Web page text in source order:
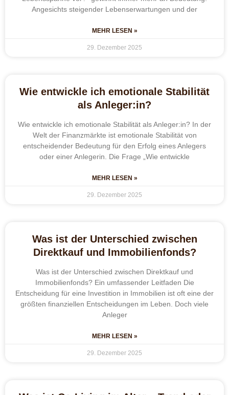
Angesichts steigender Lebenserwartungen und der
MEHR LESEN »
29. Dezember 2025
Wie entwickle ich emotionale Stabilität
als Anleger:in?
Wie entwickle ich emotionale Stabilität als Anleger:in? In der
Welt der Finanzmärkte ist emotionale Stabilität von
entscheidender Bedeutung für den Erfolg eines Anlegers
oder einer Anlegerin. Die Frage „Wie entwickle
MEHR LESEN »
29. Dezember 2025
Was ist der Unterschied zwischen
Direktkauf und Immobilienfonds?
Was ist der Unterschied zwischen Direktkauf und
Immobilienfonds? Ein umfassender Leitfaden Die
Entscheidung für eine Investition in Immobilien ist oft eine der
größten finanziellen Entscheidungen im Leben. Doch viele
Anleger
MEHR LESEN »
29. Dezember 2025